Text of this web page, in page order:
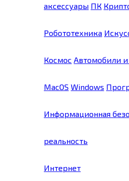
аксессуары ПК
Робототехника
Космос Автомобили и
MacOS Windows
Информационная
реальность
Интернет